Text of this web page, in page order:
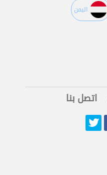
اليمن
اتصل بنا